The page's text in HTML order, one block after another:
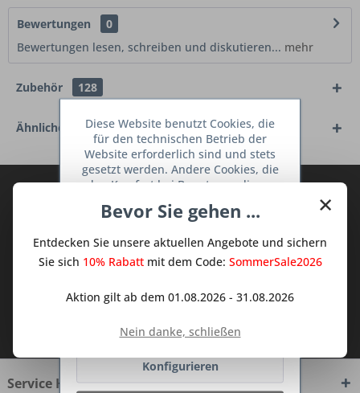
Bewertungen
0
Bewertungen lesen, schreiben und diskutieren... mehr
Zubehör 128
Ähnliche Artikel
TraumKüche Newsletter und verpassen
dem Traum Küchen - Shop.
zur Kenntnis genommen.
Service Hotline
×
Bevor Sie gehen ...
Entdecken Sie unsere aktuellen Angebote und sichern
Sie sich 10% Rabattmit dem Code: SommerSale2026
Aktion gilt ab dem 01.08.2026 - 31.08.2026
Nein danke, schließen
Diese Website benutzt Cookies, die
für den technischen Betrieb der
Website erforderlich sind und stets
gesetzt werden. Andere Cookies, die
den Komfort bei Benutzung dieser
dienen oder die Interaktion mit
Netzwerken vereinfachen sollen,
werden nur mit Ihrer Zustimmung
Ablehnen
Konfigurieren